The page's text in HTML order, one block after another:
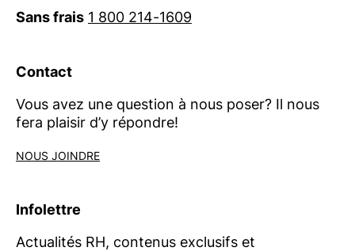
Sans frais 1 800 214-1609
Contact
Vous avez une question à nous poser? Il nous
fera plaisir d’y répondre!
NOUS JOINDRE
Infolettre
Actualités RH, contenus exclusifs et